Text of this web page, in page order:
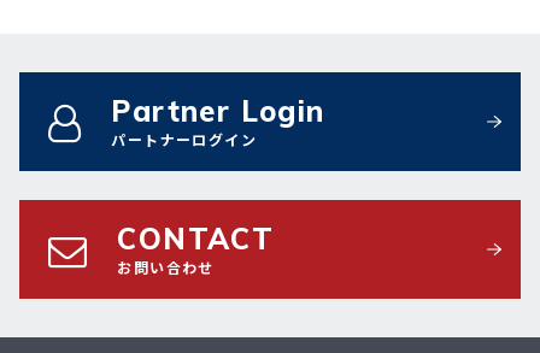
Partner Login
パートナーログイン
CONTACT
お問い合わせ